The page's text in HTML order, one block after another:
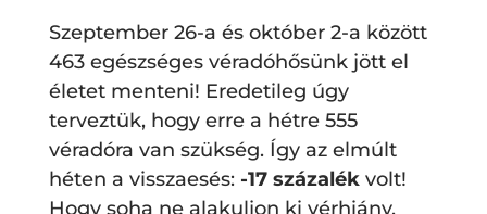
Szeptember 26-a és október 2-a között
463 egészséges véradóhősünk jött el
életet menteni! Eredetileg úgy
terveztük, hogy erre a hétre 555
véradóra van szükség. Így az elmúlt
héten a visszaesés: -17 százalékvolt!
Hogy soha ne alakuljon ki vérhiány,